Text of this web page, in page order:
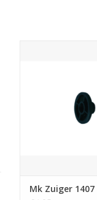
Mk Zuiger 1407